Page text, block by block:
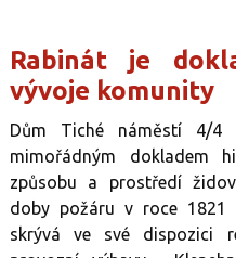
Rabinát je
vývoje komunity
Dům Tiché náměstí 4/
mimořádným dokladem
způsobu a prostředí
doby požáru v roce 1821
skrývá ve své dispozici